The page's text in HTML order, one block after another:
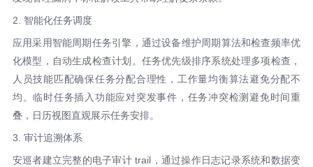
2. 智能化任务调度
应用采用智能周期任务引擎，通过设备维护周期算法和检查频率优
化模型，自动生成检查计划。任务优先级排序系统处理多项检查，
人员技能匹配确保任务分配合理性，工作量均衡算法避免分配不
均。临时任务插入功能应对突发事件，任务冲突检测避免时间重
叠，日历视图直观展示任务安排。
3. 审计追溯体系
安巡者建立完整的电子审计 trail，通过操作日志记录系统和数据变